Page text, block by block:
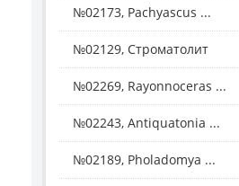
№02173, Pachyascus ...
№02129, Строматолит
№02269, Rayonnoceras ...
№02243, Antiquatonia ...
№02189, Pholadomya ...